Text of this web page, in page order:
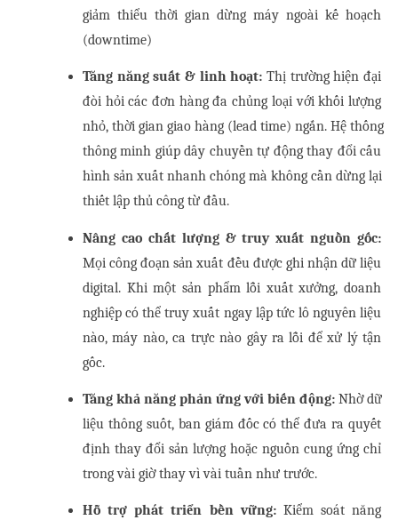
giảm thiểu thời gian dừng máy ngoài kế hoạch
(downtime)
Tăng năng suất & linh hoạt: Thị trường hiện đại
đòi hỏi các đơn hàng đa chủng loại với khối lượng
nhỏ, thời gian giao hàng (lead time) ngắn. Hệ thống
thông minh giúp dây chuyền tự động thay đổi cấu
hình sản xuất nhanh chóng mà không cần dừng lại
thiết lập thủ công từ đầu.
Nâng cao chất lượng & truy xuất nguồn gốc:
Mọi công đoạn sản xuất đều được ghi nhận dữ liệu
digital. Khi một sản phẩm lỗi xuất xưởng, doanh
nghiệp có thể truy xuất ngay lập tức lô nguyên liệu
nào, máy nào, ca trực nào gây ra lỗi để xử lý tận
gốc.
Tăng khả năng phản ứng với biến động: Nhờ dữ
liệu thông suốt, ban giám đốc có thể đưa ra quyết
định thay đổi sản lượng hoặc nguồn cung ứng chỉ
trong vài giờ thay vì vài tuần như trước.
Hỗ trợ phát triển bền vững: Kiểm soát năng